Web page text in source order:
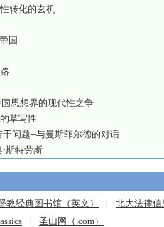
转化的玄机
国
思想界的现代性之争
草写性
问题--与曼斯菲尔德的对话
斯特劳斯
教经典图书馆（英文）
北大法律信
圣山网（.com）